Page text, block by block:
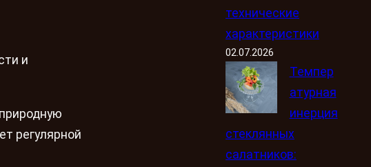
и
регулярной
технические
характеристики
02.07.2026
Темпер
атурная
инерция
стеклянных
салатников: